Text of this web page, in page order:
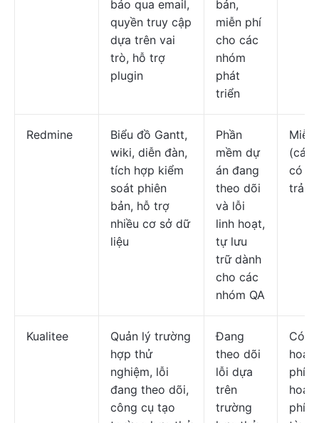
báo qua email,
quyền truy cập
dựa trên vai
trò, hỗ trợ
plugin
bản,
miễn phí
cho các
nhóm
phát
triển
Redmine
Biểu đồ Gantt,
wiki, diễn đàn,
tích hợp kiểm
soát phiên
bản, hỗ trợ
nhiều cơ sở dữ
liệu
Phần
mềm dự
án đang
theo dõi
và lỗi
linh hoạt,
tự lưu
trữ dành
cho các
nhóm QA
Miễn
(các
có
trả
Kualitee
Quản lý trường
hợp thử
nghiệm, lỗi
đang theo dõi,
công cụ tạo
Đang
theo dõi
lỗi dựa
trên
trường
Có
phí;
phí